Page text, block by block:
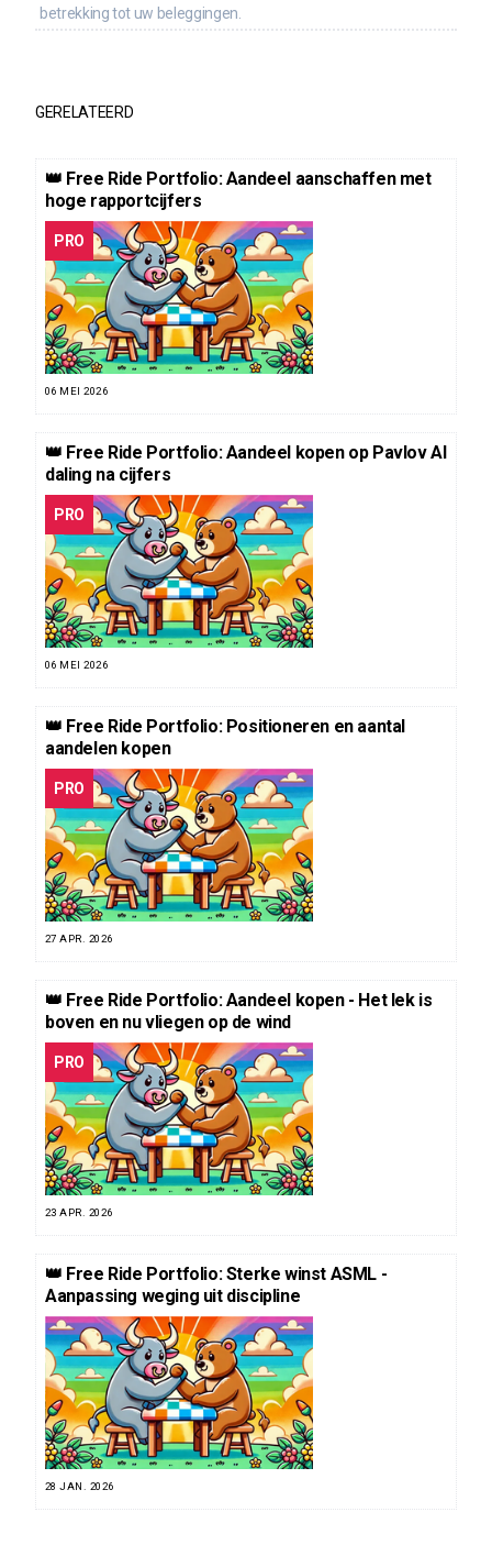
betrekking tot uw beleggingen.
GERELATEERD
👑 Free Ride Portfolio: Aandeel aanschaffen met
hoge rapportcijfers
PRO
06 MEI 2026
👑 Free Ride Portfolio: Aandeel kopen op Pavlov AI
daling na cijfers
PRO
06 MEI 2026
👑 Free Ride Portfolio: Positioneren en aantal
aandelen kopen
PRO
27 APR. 2026
👑 Free Ride Portfolio: Aandeel kopen - Het lek is
boven en nu vliegen op de wind
PRO
23 APR. 2026
👑 Free Ride Portfolio: Sterke winst ASML -
Aanpassing weging uit discipline
28 JAN. 2026